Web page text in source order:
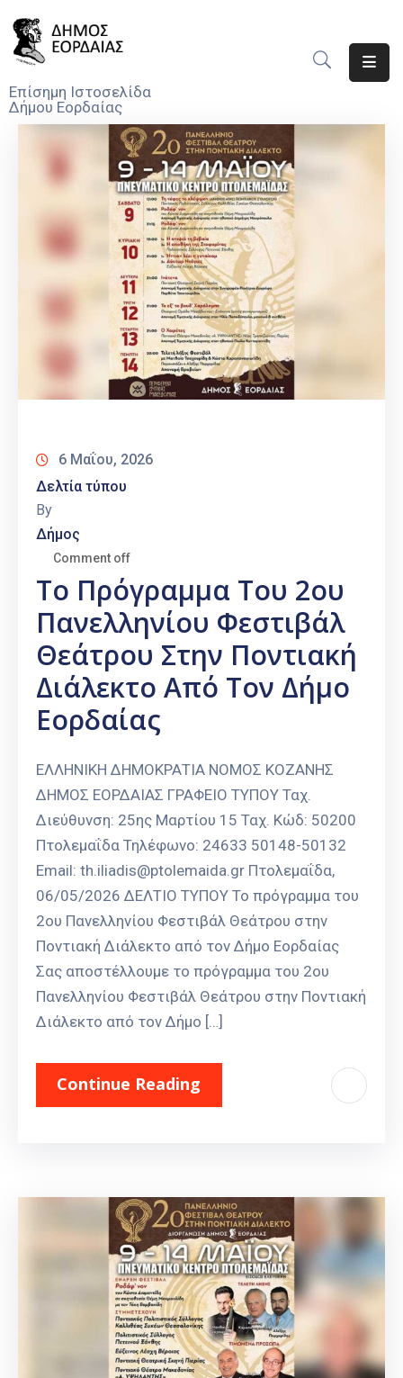
Επίσημη Ιστοσελίδα
Δήμου Εορδαίας
Ο
Δήμος
Υπηρεσίες
Δήμου
Αποφάσεις
6 Μαΐου, 2026
Δελτία τύπου
By
Δήμος
Comment off
Το Πρόγραμμα Του 2oυ
Πανελληνίου Φεστιβάλ
Θεάτρου Στην Ποντιακή
Διάλεκτο Από Τον Δήμο
Εορδαίας
ΕΛΛΗΝΙΚΗ ΔΗΜΟΚΡΑΤΙΑ ΝΟΜΟΣ ΚΟΖΑΝΗΣ
ΔΗΜΟΣ ΕΟΡΔΑΙΑΣ ΓΡΑΦΕΙΟ ΤΥΠΟΥ Ταχ.
Διεύθυνση: 25ης Μαρτίου 15 Ταχ. Κώδ: 50200
Πτολεμαΐδα Τηλέφωνο: 24633 50148-50132
Email: th.iliadis@ptolemaida.gr Πτολεμαΐδα,
06/05/2026 ΔΕΛΤΙΟ ΤΥΠΟΥ Το πρόγραμμα του
2oυ Πανελληνίου Φεστιβάλ Θεάτρου στην
Ποντιακή Διάλεκτο από τον Δήμο Εορδαίας
Σας αποστέλλουμε το πρόγραμμα του 2ου
Πανελληνίου Φεστιβάλ Θεάτρου στην Ποντιακή
Διάλεκτο από τον Δήμο […]
Continue Reading